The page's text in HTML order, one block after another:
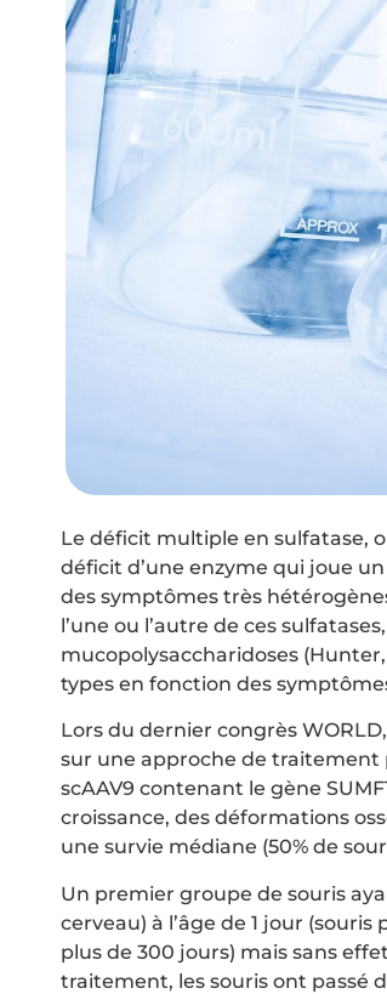
Le déficit multiple en sulfatase,
déficit d’une enzyme qui joue
des symptômes très
l’une ou l’autre de ces
mucopolysaccharidoses
types en fonction des
Lors du dernier congrès
sur une approche de traitement
scAAV9 contenant le gène
croissance, des déformations
une survie médiane (50% de
Un premier groupe de souris
cerveau) à l’âge de 1 jour
plus de 300 jours) mais sans
traitement, les souris ont passé